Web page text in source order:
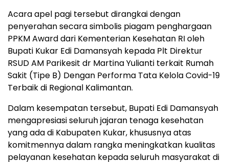
Acara apel pagi tersebut dirangkai dengan
penyerahan secara simbolis piagam penghargaan
PPKM Award dari Kementerian Kesehatan RI oleh
Bupati Kukar Edi Damansyah kepada Plt Direktur
RSUD AM Parikesit dr Martina Yulianti terkait Rumah
Sakit (Tipe B) Dengan Performa Tata Kelola Covid-19
Terbaik di Regional Kalimantan.
Dalam kesempatan tersebut, Bupati Edi Damansyah
mengapresiasi seluruh jajaran tenaga kesehatan
yang ada di Kabupaten Kukar, khususnya atas
komitmennya dalam rangka meningkatkan kualitas
pelayanan kesehatan kepada seluruh masyarakat di